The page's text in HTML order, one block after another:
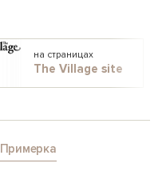
на страницах
The Village site
Примерка